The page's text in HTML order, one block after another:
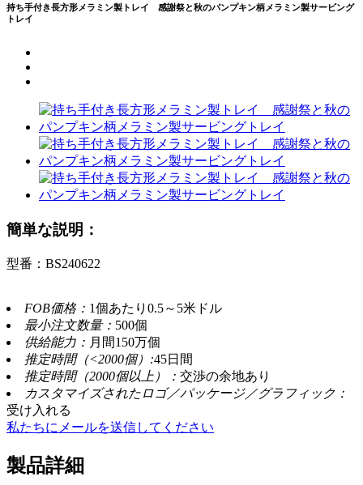
持ち手付き長方形メラミン製トレイ 感謝祭と秋のパンプキン柄メラミン製サービング
トレイ
簡単な説明：
型番：BS240622
FOB価格： 1個あたり0.5～5米ドル
最小注文数量： 500個
供給能力： 月間150万個
推定時間（<2000個）:45日間
推定時間（2000個以上）： 交渉の余地あり
カスタマイズされたロゴ／パッケージ／グラフィック：
受け入れる
私たちにメールを送信してください
製品詳細